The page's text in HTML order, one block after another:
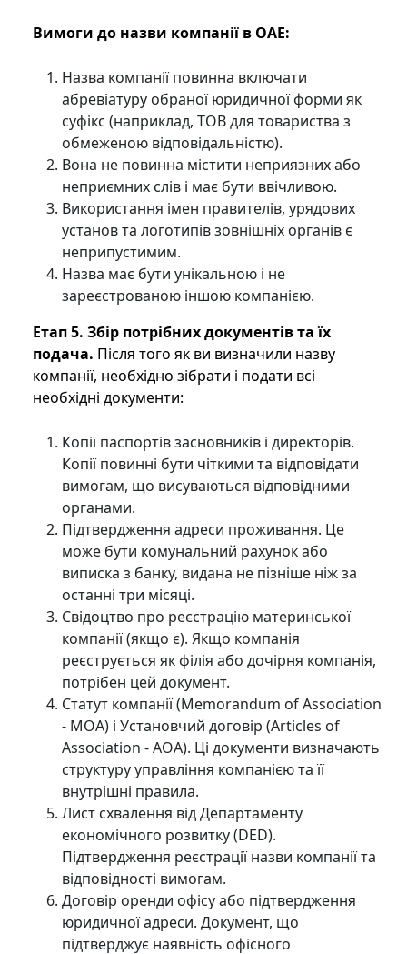
Вимоги до назви компанії в ОАЕ:
Назва компанії повинна включати
абревіатуру обраної юридичної форми як
суфікс (наприклад, ТОВ для товариства з
обмеженою відповідальністю).
Вона не повинна містити неприязних або
неприємних слів і має бути ввічливою.
Використання імен правителів, урядових
установ та логотипів зовнішніх органів є
неприпустимим.
Назва має бути унікальною і не
зареєстрованою іншою компанією.
Етап 5. Збір потрібних документів та їх
подача. Після того як ви визначили назву
компанії, необхідно зібрати і подати всі
необхідні документи:
Копії паспортів засновників і директорів.
Копії повинні бути чіткими та відповідати
вимогам, що висуваються відповідними
органами.
Підтвердження адреси проживання. Це
може бути комунальний рахунок або
виписка з банку, видана не пізніше ніж за
останні три місяці.
Свідоцтво про реєстрацію материнської
компанії (якщо є). Якщо компанія
реєструється як філія або дочірня компанія,
потрібен цей документ.
Статут компанії (Memorandum of Association
- MOA) і Установчий договір (Articles of
Association - AOA). Ці документи визначають
структуру управління компанією та її
внутрішні правила.
Лист схвалення від Департаменту
економічного розвитку (DED).
Підтвердження реєстрації назви компанії та
відповідності вимогам.
Договір оренди офісу або підтвердження
юридичної адреси. Документ, що
підтверджує наявність офісного